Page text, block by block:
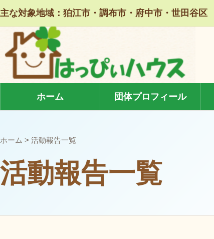
本文へ移動
主な対象地域：狛江市・調布市・府中市・世田谷区
ホーム 団体プロフィール
ホーム > 活動報告一覧
活動報告一覧